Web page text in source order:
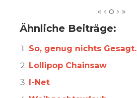
Ähnliche Beiträge:
So, genug nichts Gesagt.
Lollipop Chainsaw
I-Net